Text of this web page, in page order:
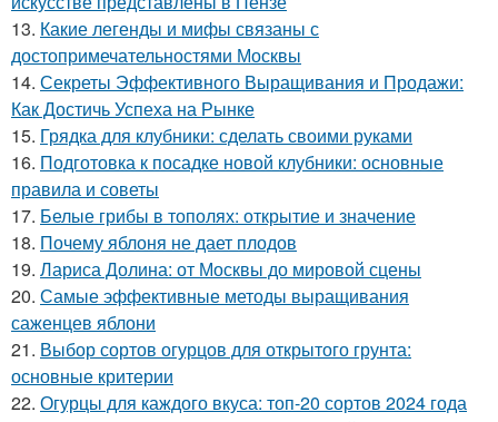
13. Какие легенды и мифы связаны с
достопримечательностями Москвы
14. Секреты Эффективного Выращивания и Продажи:
Как Достичь Успеха на Рынке
15. Грядка для клубники: сделать своими руками
16. Подготовка к посадке новой клубники: основные
правила и советы
17. Белые грибы в тополях: открытие и значение
18. Почему яблоня не дает плодов
19. Лариса Долина: от Москвы до мировой сцены
20. Самые эффективные методы выращивания
саженцев яблони
21. Выбор сортов огурцов для открытого грунта:
основные критерии
22. Огурцы для каждого вкуса: топ-20 сортов 2024 года